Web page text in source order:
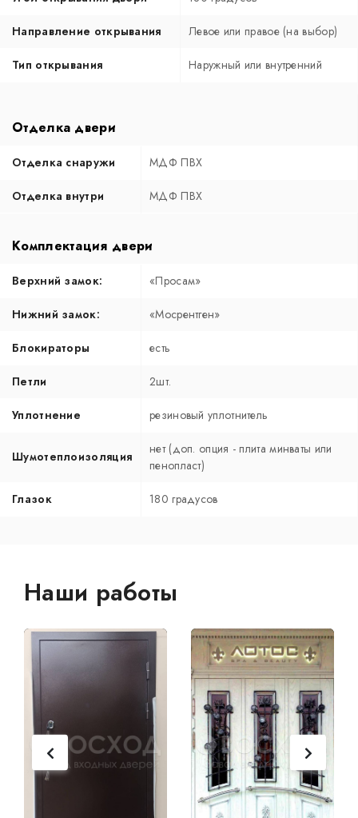
Направление открывания Левое или правое (на выбор)
Тип открывания Наружный или внутренний
Отделка двери
Отделка снаружи МДФ ПВХ
Отделка внутри МДФ ПВХ
Комплектация двери
Верхний замок: «Просам»
Нижний замок: «Мосрентген»
Блокираторы есть
Петли 2шт.
Уплотнение резиновый уплотнитель
Шумотеплоизоляция
нет (доп. опция - плита минваты или
пенопласт)
Глазок 180 градусов
Наши работы